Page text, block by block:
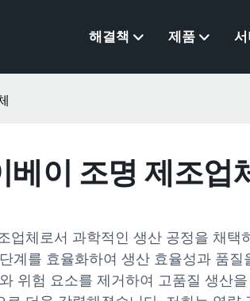
해결책 제품
베이 조명 제조업
업체로서 과학적인 생산 공정을 채택
계를 효율화하여 생산 효율성과 품질
위험 요소를 제거하여 고품질 생산